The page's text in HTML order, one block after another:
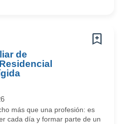
de
más que una profesión: es
cada día y formar parte de un